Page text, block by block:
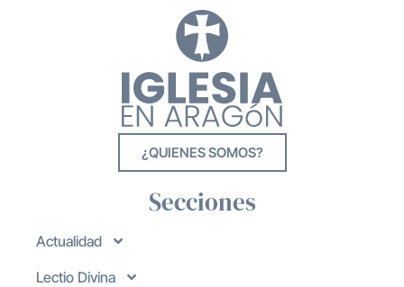
¿QUIENES SOMOS?
Secciones
Actualidad
Lectio Divina